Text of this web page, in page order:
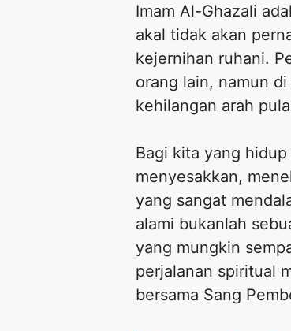
Imam Al-Ghazali
akal tidak akan
kejernihan ruhani.
orang lain, namun
kehilangan arah
Bagi kita yang
menyesakkan,
yang sangat
alami bukanlah
yang mungkin
perjalanan spiritual
bersama Sang